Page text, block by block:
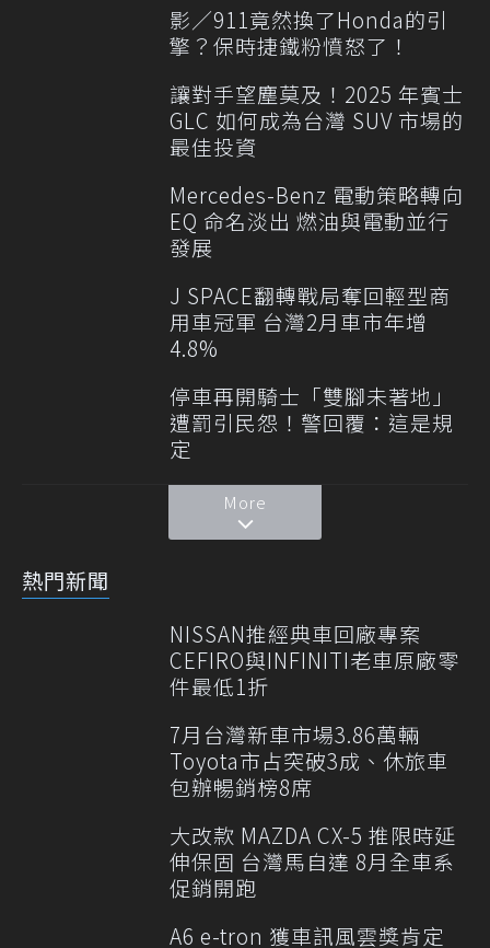
影／911竟然換了Honda的引
擎？保時捷鐵粉憤怒了！
讓對手望塵莫及！2025 年賓士
GLC 如何成為台灣 SUV 市場的
最佳投資
Mercedes-Benz 電動策略轉向
EQ 命名淡出 燃油與電動並行
發展
J SPACE翻轉戰局奪回輕型商
用車冠軍 台灣2月車市年增
4.8%
停車再開騎士「雙腳未著地」
遭罰引民怨！警回覆：這是規
定
More
熱門新聞
NISSAN推經典車回廠專案
CEFIRO與INFINITI老車原廠零
件最低1折
7月台灣新車市場3.86萬輛
Toyota市占突破3成、休旅車
包辦暢銷榜8席
大改款 MAZDA CX-5 推限時延
伸保固 台灣馬自達 8月全車系
促銷開跑
A6 e-tron 獲車訊風雲獎肯定